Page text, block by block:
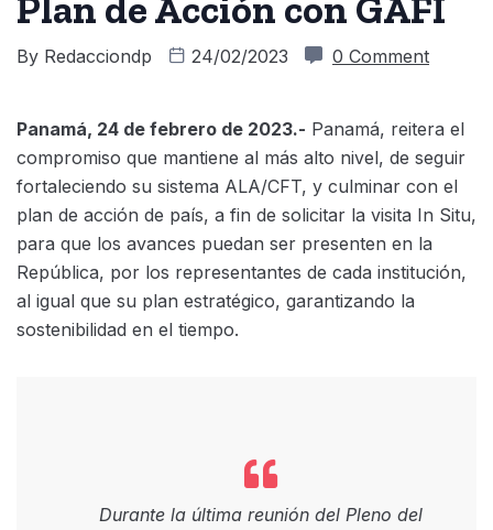
By Redacciondp 24/02/2023 0 Comment
Panamá, 24 de febrero de 2023.- Panamá, reitera el
compromiso que mantiene al más alto nivel, de seguir
fortaleciendo su sistema ALA/CFT, y culminar con el
plan de acción de país, a fin de solicitar la visita In Situ,
para que los avances puedan ser presenten en la
República, por los representantes de cada institución,
al igual que su plan estratégico, garantizando la
sostenibilidad en el tiempo.
Durante la última reunión del Pleno del